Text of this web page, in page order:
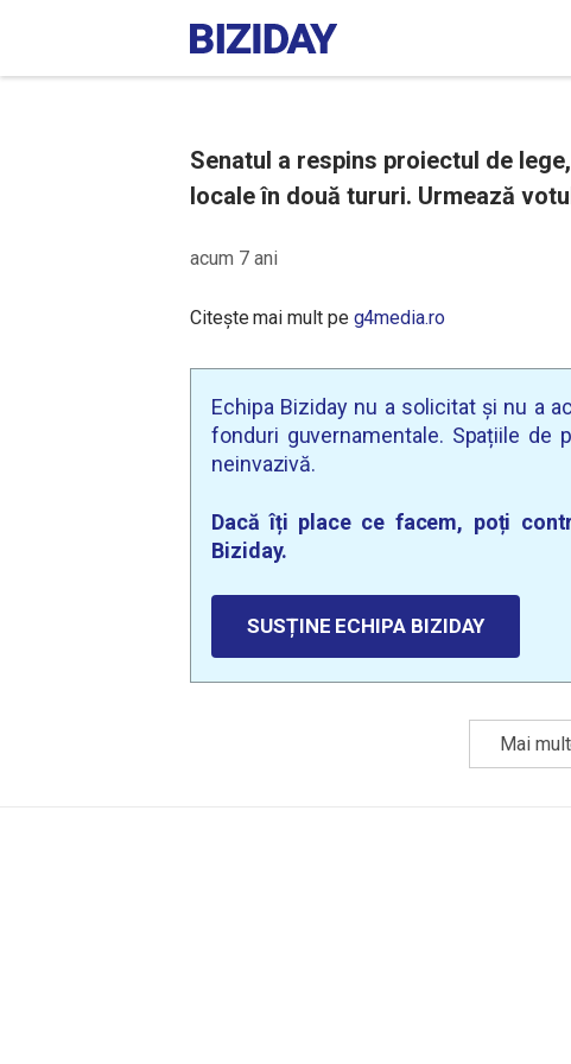
Senatul a respins proiectul de
locale în două tururi. Urmează
acum 7 ani
Citește mai mult pe g4media.ro
Echipa Biziday nu a solicitat și nu a
fonduri guvernamentale. Spațiile de
neinvazivă.
Dacă îți place ce facem, poți
Biziday.
SUSȚINE ECHIPA BIZIDAY
Mai